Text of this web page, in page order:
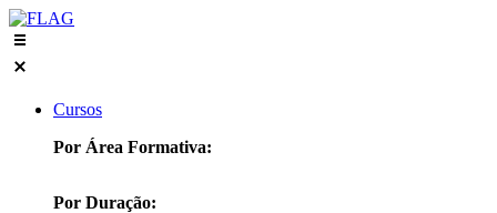
Skip
to
content
Cursos
Por Área Formativa:
Por Duração: